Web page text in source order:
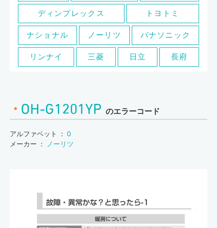
ディンプレックス トヨトミ
ナショナル ノーリツ パナソニック
リンナイ 三菱 日立 長府
OH-G1201YP のエラーコード
アルファベット ： O
メーカー ：
ノーリツ